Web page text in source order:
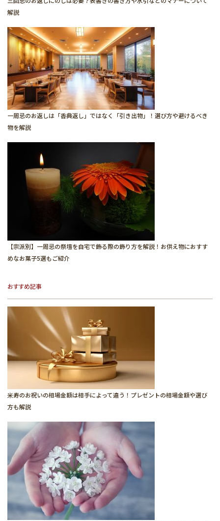
解説
一周忌のお返しは「香典返し」ではなく「引き出物」！選び方や避けるべき
物を解説
【宗派別】一周忌の祭壇を自宅で飾る際の飾り方を解説！お供え物におすす
めなお菓子5選もご紹介
おすすめ記事
米寿のお祝いの相場金額は相手によって違う！プレゼントの相場金額や選び
方も解説